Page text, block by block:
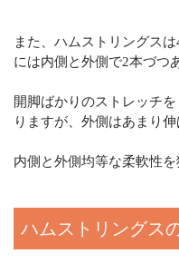
また、ハムストリングス
には内側と外側で2本づつ
開脚ばかりのストレッチ
りますが、外側はあまり伸
内側と外側均等な柔軟性
ハムストリングス